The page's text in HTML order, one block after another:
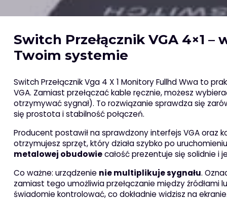
Switch Przełącznik VGA 4×1
Twoim systemie
Switch Przełącznik Vga 4 X 1 Monitory Fullhd Wwa to
VGA. Zamiast przełączać kable ręcznie, możesz
otrzymywać sygnał). To rozwiązanie sprawdza się
się prostota i stabilność połączeń.
Producent postawił na sprawdzony interfejs VGA oraz
otrzymujesz sprzęt, który działa szybko po
metalowej obudowiecałość prezentuje się solidnie i
Co ważne: urządzenie nie multiplikuje sygnału.
zamiast tego umożliwia przełączanie między źródłami
świadomie kontrolować, co dokładnie widzisz na